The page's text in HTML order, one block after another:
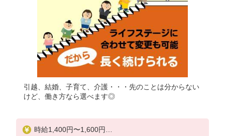
引越、結婚、子育て、介護・・・先のことは分からない
けど、働き方なら選べます◎
時給1,400円〜1,600円